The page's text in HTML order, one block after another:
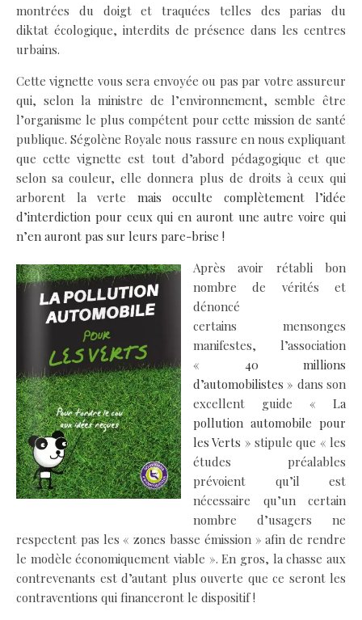
montrées du doigt et traquées telles des parias du
diktat écologique, interdits de présence dans les centres
urbains.
Cette vignette vous sera envoyée ou pas par votre assureur
qui, selon la ministre de l’environnement, semble être
l’organisme le plus compétent pour cette mission de santé
publique. Ségolène Royale nous rassure en nous expliquant
que cette vignette est tout d’abord pédagogique et que
selon sa couleur, elle donnera plus de droits à ceux qui
arborent la verte mais occulte complètement l’idée
d’interdiction pour ceux qui en auront une autre voire qui
n’en auront pas sur leurs pare-brise !
Après avoir rétabli bon
nombre de vérités et
dénoncé
certains mensonges
manifestes, l’association
« 40 millions
d’automobilistes » dans son
excellent guide « La
pollution automobile pour
les Verts » stipule que « les
études préalables
prévoient qu’il est
nécessaire qu’un certain
nombre d’usagers ne
respectent pas les « zones basse émission » afin de rendre
le modèle économiquement viable ». En gros, la chasse aux
contrevenants est d’autant plus ouverte que ce seront les
contraventions qui financeront le dispositif !